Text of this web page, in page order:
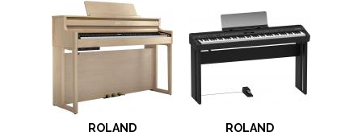
ROLAND ROLAND